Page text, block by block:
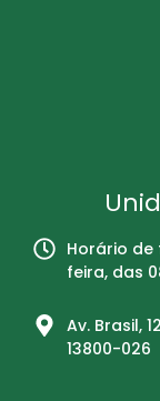
Horário de
feira, das
Av. Brasil,
13800-026